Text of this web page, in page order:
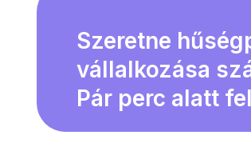
Szeretne
vállalkozása
Pár perc alatt